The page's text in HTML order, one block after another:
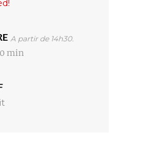
A partir de 14h30.
min